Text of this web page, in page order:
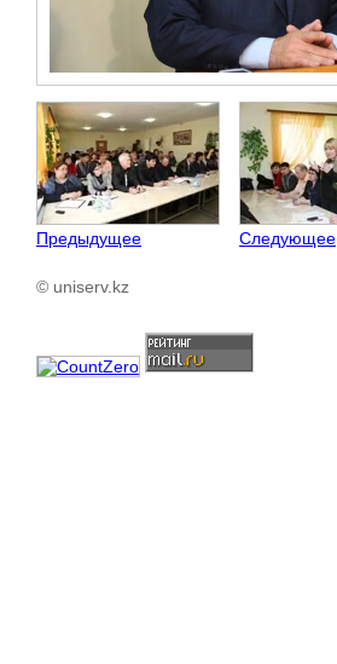
Предыдущее Следующее
© uniserv.kz